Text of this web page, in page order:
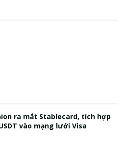
ra mắt Stablecard, tích hợp
vào mạng lưới Visa